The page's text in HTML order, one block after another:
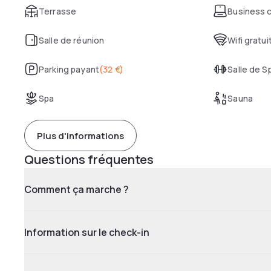
Terrasse Business
Salle de réunion Wifi
Parking payant(32 €) Salle de
Spa Sauna
Plus d'informations
Questions fréquentes
Comment ça marche ?
Information sur le check-in